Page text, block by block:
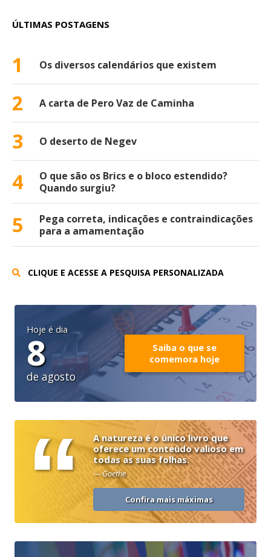
ÚLTIMAS POSTAGENS
1 Os diversos calendários que existem
2 A carta de Pero Vaz de Caminha
3 O deserto de Negev
4
O que são os Brics e o bloco estendido?
Quando surgiu?
5
Pega correta, indicações e contraindicações
para a amamentação
CLIQUE E ACESSE A PESQUISA PERSONALIZADA
Hoje é dia
8
de agosto
Saiba o que se
comemora hoje
“
A natureza é o único livro que
oferece um conteúdo valioso em
todas as suas folhas.
— Goethe
Confira mais máximas